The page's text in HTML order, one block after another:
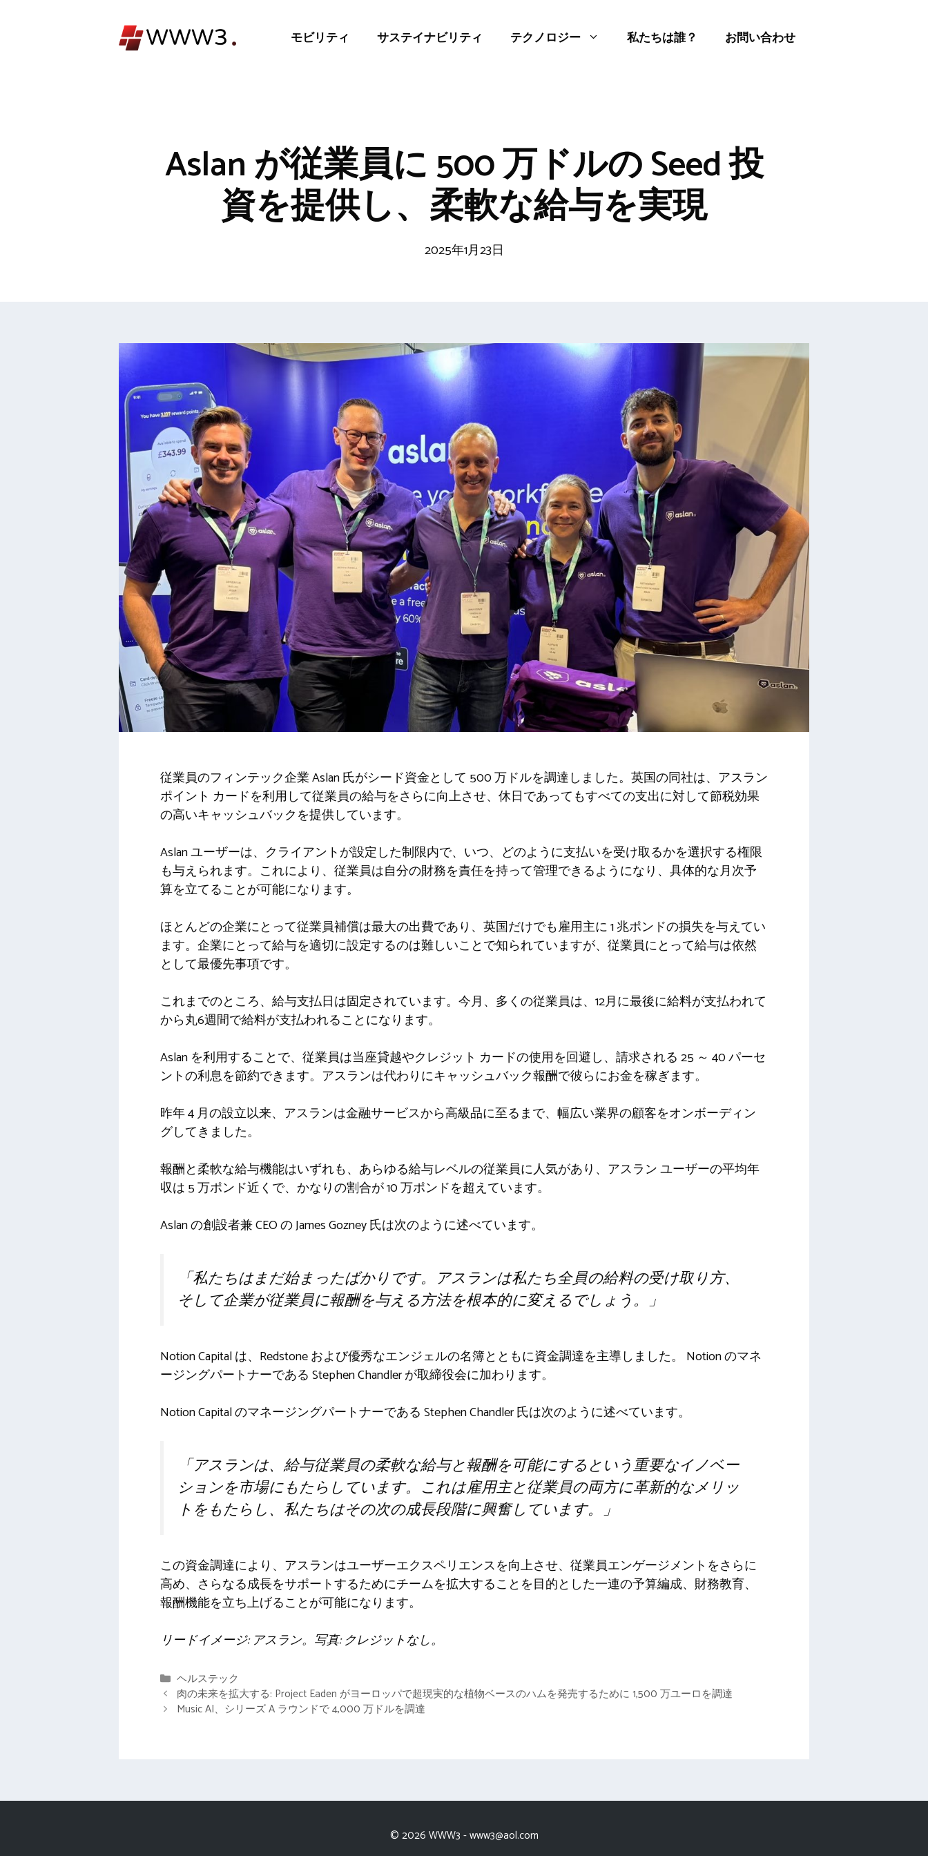
モビリティ サステイナビリティ テクノロジー 私たちは誰？ お問い合わせ
Aslan が従業員に 500 万ドルの Seed 投
資を提供し、柔軟な給与を実現
2025年1月23日
従業員のフィンテック企業 Aslan 氏がシード資金として 500 万ドルを調達しました。英国の同社は、アスラン
ポイント カードを利用して従業員の給与をさらに向上させ、休日であってもすべての支出に対して節税効果
の高いキャッシュバックを提供しています。
Aslan ユーザーは、クライアントが設定した制限内で、いつ、どのように支払いを受け取るかを選択する権限
も与えられます。これにより、従業員は自分の財務を責任を持って管理できるようになり、具体的な月次予
算を立てることが可能になります。
ほとんどの企業にとって従業員補償は最大の出費であり、英国だけでも雇用主に 1 兆ポンドの損失を与えてい
ます。企業にとって給与を適切に設定するのは難しいことで知られていますが、従業員にとって給与は依然
として最優先事項です。
これまでのところ、給与支払日は固定されています。今月、多くの従業員は、12月に最後に給料が支払われて
から丸6週間で給料が支払われることになります。
Aslan を利用することで、従業員は当座貸越やクレジット カードの使用を回避し、請求される 25 ～ 40 パーセ
ントの利息を節約できます。アスランは代わりにキャッシュバック報酬で彼らにお金を稼ぎます。
昨年 4 月の設立以来、アスランは金融サービスから高級品に至るまで、幅広い業界の顧客をオンボーディン
グしてきました。
報酬と柔軟な給与機能はいずれも、あらゆる給与レベルの従業員に人気があり、アスラン ユーザーの平均年
収は 5 万ポンド近くで、かなりの割合が 10 万ポンドを超えています。
Aslan の創設者兼 CEO の James Gozney 氏は次のように述べています。
「私たちはまだ始まったばかりです。アスランは私たち全員の給料の受け取り方、
そして企業が従業員に報酬を与える方法を根本的に変えるでしょう。」
Notion Capital は、Redstone および優秀なエンジェルの名簿とともに資金調達を主導しました。 Notion のマネ
ージングパートナーである Stephen Chandler が取締役会に加わります。
Notion Capital のマネージングパートナーである Stephen Chandler 氏は次のように述べています。
「アスランは、給与従業員の柔軟な給与と報酬を可能にするという重要なイノベー
ションを市場にもたらしています。これは雇用主と従業員の両方に革新的なメリッ
トをもたらし、私たちはその次の成長段階に興奮しています。」
この資金調達により、アスランはユーザーエクスペリエンスを向上させ、従業員エンゲージメントをさらに
高め、さらなる成長をサポートするためにチームを拡大することを目的とした一連の予算編成、財務教育、
報酬機能を立ち上げることが可能になります。
リードイメージ: アスラン。写真: クレジットなし。
カ
テ
ゴ
ヘルステック
肉の未来を拡大する: Project Eaden がヨーロッパで超現実的な植物ベースのハムを発売するために 1,500 万ユーロを調達
Music AI、シリーズ A ラウンドで 4,000 万ドルを調達
© 2026 WWW3 -www3@aol.com